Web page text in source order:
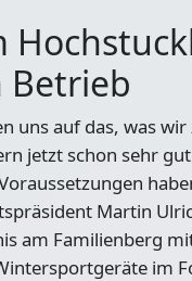
Betrieb
uns auf das, was
jetzt schon sehr
Martin
am Familienberg
im